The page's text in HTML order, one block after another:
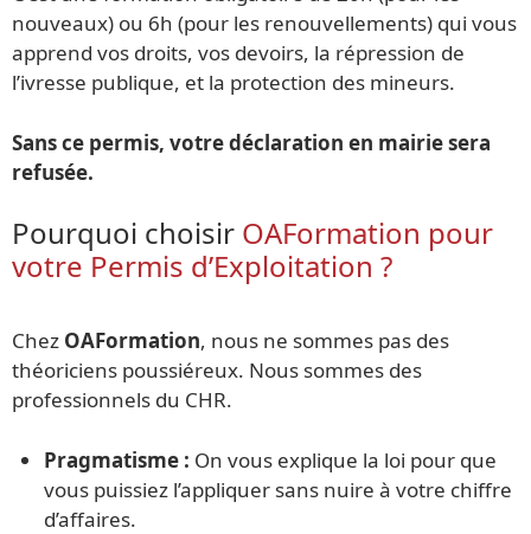
nouveaux) ou 6h (pour les renouvellements) qui vous
apprend vos droits, vos devoirs, la répression de
l’ivresse publique, et la protection des mineurs.
Sans ce permis, votre déclaration en mairie sera
refusée.
Pourquoi choisir OAFormation pour
votre Permis d’Exploitation ?
Chez OAFormation, nous ne sommes pas des
théoriciens poussiéreux. Nous sommes des
professionnels du CHR.
Pragmatisme : On vous explique la loi pour que
vous puissiez l’appliquer sans nuire à votre chiffre
d’affaires.